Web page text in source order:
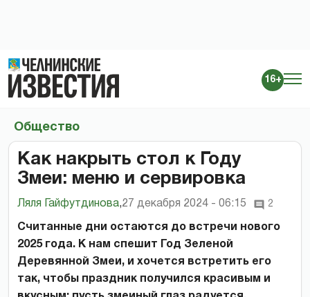
16+
Общество
Как накрыть стол к Году
Змеи: меню и сервировка
Ляля Гайфутдинова,27 декабря 2024 - 06:15 2
Считанные дни остаются до встречи нового
2025 года. К нам спешит Год Зеленой
Деревянной Змеи, и хочется встретить его
так, чтобы праздник получился красивым и